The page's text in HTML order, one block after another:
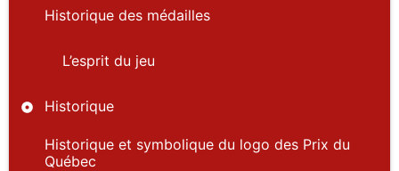
Historique des médailles
L’esprit du jeu
Historique
Historique et symbolique du logo des Prix du
Québec